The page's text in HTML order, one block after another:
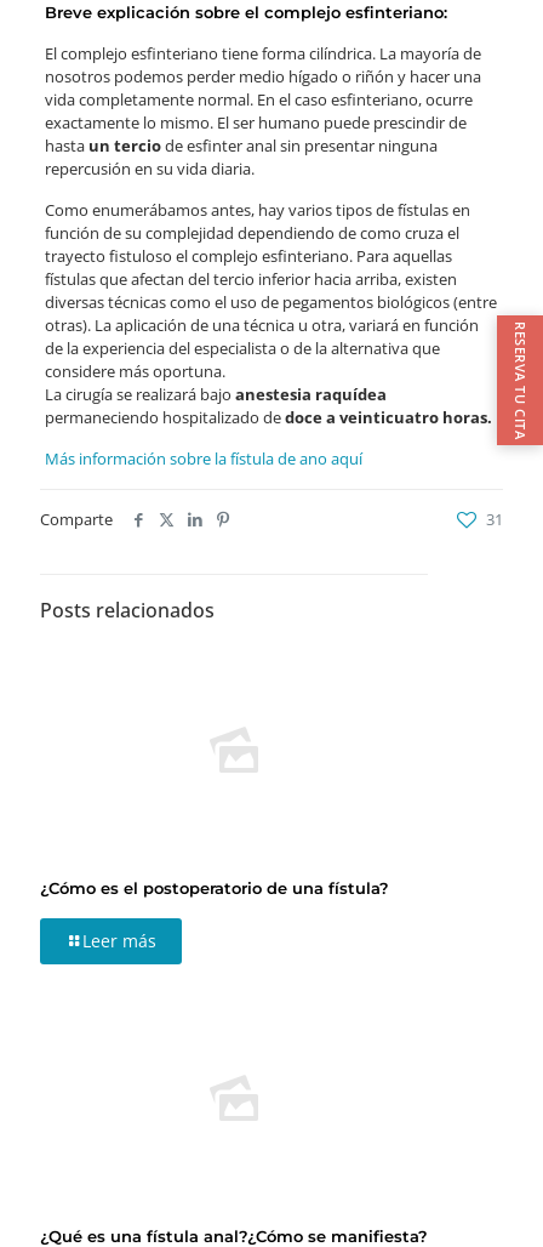
Breve explicación sobre el complejo esfinteriano:
El complejo esfinteriano tiene forma cilíndrica. La mayoría de
nosotros podemos perder medio hígado o riñón y hacer una
vida completamente normal. En el caso esfinteriano, ocurre
exactamente lo mismo. El ser humano puede prescindir de
hasta un terciode esfinter anal sin presentar ninguna
repercusión en su vida diaria.
Como enumerábamos antes, hay varios tipos de fístulas en
función de su complejidad dependiendo de como cruza el
trayecto fistuloso el complejo esfinteriano. Para aquellas
fístulas que afectan del tercio inferior hacia arriba, existen
diversas técnicas como el uso de pegamentos biológicos (entre
otras). La aplicación de una técnica u otra, variará en función
de la experiencia del especialista o de la alternativa que
considere más oportuna.
La cirugía se realizará bajo anestesia raquídea
permaneciendo hospitalizado dedoce a veinticuatro horas.
Más información sobre la fístula de ano aquí
Comparte 31
Posts relacionados
¿Cómo es el postoperatorio de una fístula?
Leer más
¿Qué es una fístula anal?¿Cómo se manifiesta?
RESERVA TU CITA